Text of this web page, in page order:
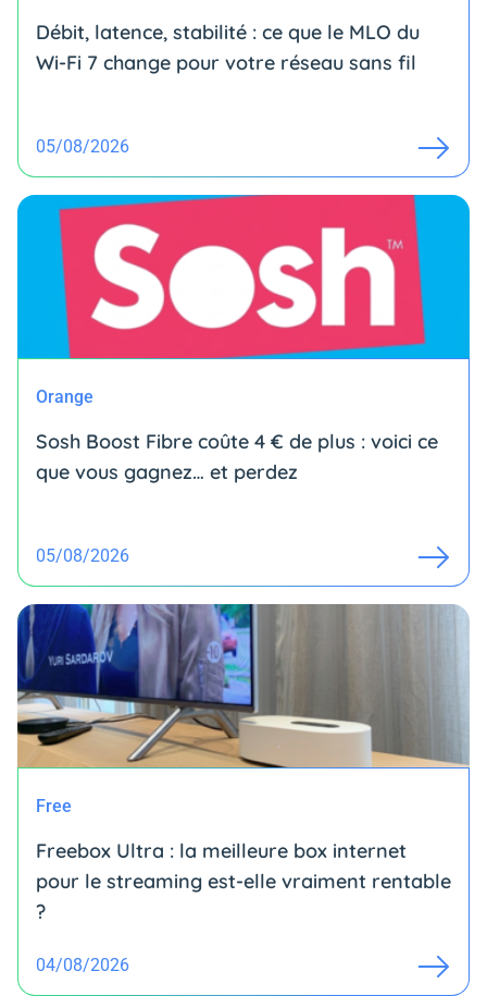
Débit, latence, stabilité : ce que le MLO du
Wi-Fi 7 change pour votre réseau sans fil
05/08/2026
Orange
Sosh Boost Fibre coûte 4 € de plus : voici ce
que vous gagnez… et perdez
05/08/2026
Free
Freebox Ultra : la meilleure box internet
pour le streaming est-elle vraiment rentable
?
04/08/2026